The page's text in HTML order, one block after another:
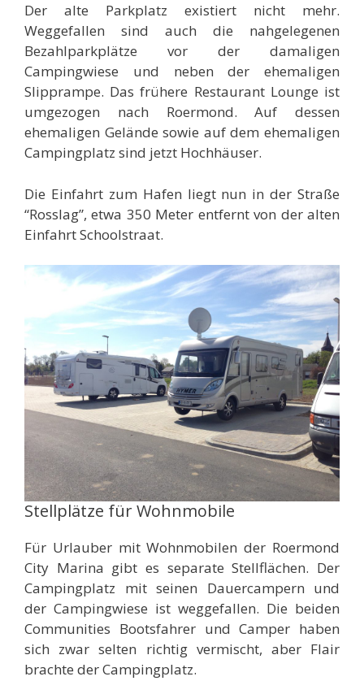
Der alte Parkplatz existiert nicht mehr.
Weggefallen sind auch die nahgelegenen
Bezahlparkplätze vor der damaligen
Campingwiese und neben der ehemaligen
Slipprampe. Das frühere Restaurant Lounge ist
umgezogen nach Roermond. Auf dessen
ehemaligen Gelände sowie auf dem ehemaligen
Campingplatz sind jetzt Hochhäuser.
Die Einfahrt zum Hafen liegt nun in der Straße
“Rosslag”, etwa 350 Meter entfernt von der alten
Einfahrt Schoolstraat.
Stellplätze für Wohnmobile
Für Urlauber mit Wohnmobilen der Roermond
City Marina gibt es separate Stellflächen. Der
Campingplatz mit seinen Dauercampern und
der Campingwiese ist weggefallen. Die beiden
Communities Bootsfahrer und Camper haben
sich zwar selten richtig vermischt, aber Flair
brachte der Campingplatz.